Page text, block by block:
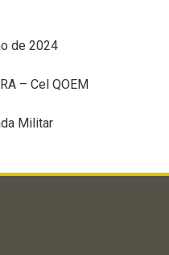
de 2024
– Cel QOEM
Militar